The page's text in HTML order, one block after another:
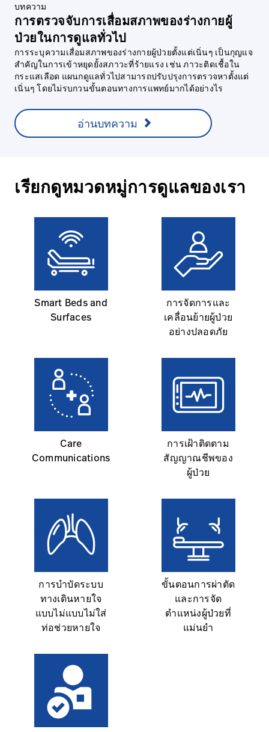
บทความ
การตรวจจับการเสื่อมสภาพของร่างกายผู้
ป่วยในการดูแลทั่วไป
การระบุความเสื่อมสภาพของร่างกายผู้ป่วยตั้งแต่เนิ่นๆ เป็นกุญแจ
สำคัญในการเข้าหยุดยั้งสภาวะที่ร้ายแรง เช่น ภาวะติดเชื้อใน
กระแสเลือด แผนกดูแลทั่วไปสามารถปรับปรุงการตรวจหาตั้งแต่
เนิ่นๆ โดยไม่รบกวนขั้นตอนทางการแพทย์มากได้อย่างไร
อ่านบทความ
เรียกดูหมวดหมู่การดูแลของเรา
Smart Beds and
Surfaces
การจัดการและ
เคลื่อนย้ายผู้ป่วย
อย่างปลอดภัย
Care
Communications
การเฝ้าติดตาม
สัญญาณชีพของ
ผู้ป่วย
การบำบัดระบบ
ทางเดินหายใจ
แบบไม่แบบไม่ใส่
ท่อช่วยหายใจ
ขั้นตอนการผ่าตัด
และการจัด
ตำแหน่งผู้ป่วยที่
แม่นยำ